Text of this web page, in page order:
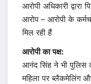
आरोपी अधिकारी
आरोप – आरोपी के
मिल रही हैं
आरोपी का पक्ष:
आनंद सिंह ने भी पुलिस
महिला पर ब्लैकमेलिंग